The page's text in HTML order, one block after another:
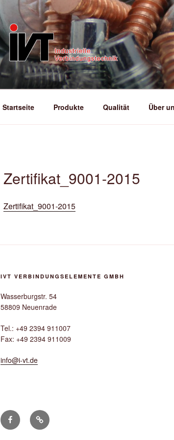
IVT
einfach schneller | einfach flexibler
Startseite Produkte Qualität Über
Zertifikat_9001-2015
Zertifikat_9001-2015
IVT VERBINDUNGSELEMENTE GMBH
Wasserburgstr. 54
58809 Neuenrade
Tel.: +49 2394 911007
Fax: +49 2394 911009
info@i-vt.de
facebookgoogle+